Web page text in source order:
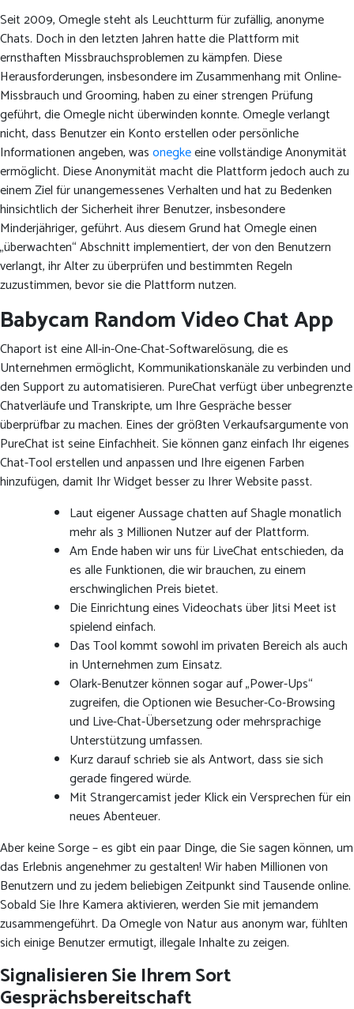
Seit 2009, Omegle steht als Leuchtturm für zufällig, anonyme
Chats. Doch in den letzten Jahren hatte die Plattform mit
ernsthaften Missbrauchsproblemen zu kämpfen. Diese
Herausforderungen, insbesondere im Zusammenhang mit Online-
Missbrauch und Grooming, haben zu einer strengen Prüfung
geführt, die Omegle nicht überwinden konnte. Omegle verlangt
nicht, dass Benutzer ein Konto erstellen oder persönliche
Informationen angeben, wasonegkeeine vollständige Anonymität
ermöglicht. Diese Anonymität macht die Plattform jedoch auch zu
einem Ziel für unangemessenes Verhalten und hat zu Bedenken
hinsichtlich der Sicherheit ihrer Benutzer, insbesondere
Minderjähriger, geführt. Aus diesem Grund hat Omegle einen
„überwachten“ Abschnitt implementiert, der von den Benutzern
verlangt, ihr Alter zu überprüfen und bestimmten Regeln
zuzustimmen, bevor sie die Plattform nutzen.
Babycam Random Video Chat App
Chaport ist eine All-in-One-Chat-Softwarelösung, die es
Unternehmen ermöglicht, Kommunikationskanäle zu verbinden und
den Support zu automatisieren. PureChat verfügt über unbegrenzte
Chatverläufe und Transkripte, um Ihre Gespräche besser
überprüfbar zu machen. Eines der größten Verkaufsargumente von
PureChat ist seine Einfachheit. Sie können ganz einfach Ihr eigenes
Chat-Tool erstellen und anpassen und Ihre eigenen Farben
hinzufügen, damit Ihr Widget besser zu Ihrer Website passt.
Laut eigener Aussage chatten auf Shagle monatlich
mehr als 3 Millionen Nutzer auf der Plattform.
Am Ende haben wir uns für LiveChat entschieden, da
es alle Funktionen, die wir brauchen, zu einem
erschwinglichen Preis bietet.
Die Einrichtung eines Videochats über Jitsi Meet ist
spielend einfach.
Das Tool kommt sowohl im privaten Bereich als auch
in Unternehmen zum Einsatz.
Olark-Benutzer können sogar auf „Power-Ups“
zugreifen, die Optionen wie Besucher-Co-Browsing
und Live-Chat-Übersetzung oder mehrsprachige
Unterstützung umfassen.
Kurz darauf schrieb sie als Antwort, dass sie sich
gerade fingered würde.
Mit Strangercamist jeder Klick ein Versprechen für ein
neues Abenteuer.
Aber keine Sorge – es gibt ein paar Dinge, die Sie sagen können, um
das Erlebnis angenehmer zu gestalten! Wir haben Millionen von
Benutzern und zu jedem beliebigen Zeitpunkt sind Tausende online.
Sobald Sie Ihre Kamera aktivieren, werden Sie mit jemandem
zusammengeführt. Da Omegle von Natur aus anonym war, fühlten
sich einige Benutzer ermutigt, illegale Inhalte zu zeigen.
Signalisieren Sie Ihrem Sort
Gesprächsbereitschaft